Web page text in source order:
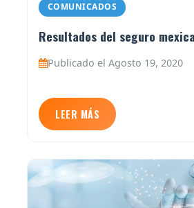
COMUNICADOS
Resultados del seguro
Publicado el Agosto 19, 2020
LEER MÁS